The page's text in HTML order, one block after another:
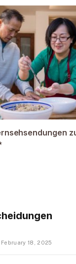
February 18, 2025